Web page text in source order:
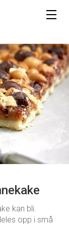
kan bli.
opp i små